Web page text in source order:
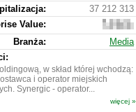
37 212 313
Value:
942
313
Branża:
Media
w skład której wchodzą:
i operator miejskich
Synergic - operator...
więcej »